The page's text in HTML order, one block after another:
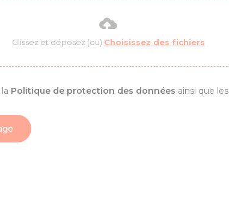
Glissez et déposez (ou) Choisissez des fichiers
Politique de protection des données ainsi que les